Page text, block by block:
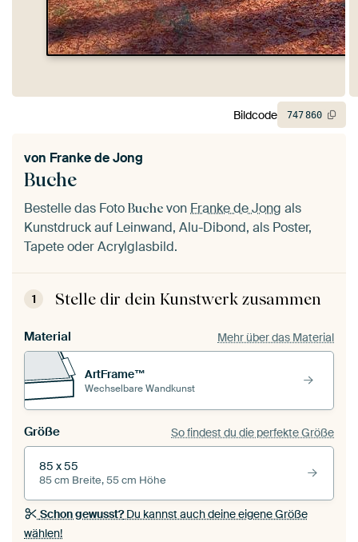
Buche
von Franke de Jong
Bestelle das Foto Buche vonFranke de Jong als
Kunstdruck auf Leinwand, Alu-Dibond, als Poster,
Tapete oder Acrylglasbild.
1 Stelle dir dein Kunstwerk zusammen
Material Mehr über das Material
ArtFrame™
Wechselbare Wandkunst
Größe So findest du die perfekte Größe
85 x 55
85 cm Breite, 55 cm Höhe
Schon gewusst?Du kannst auch deine eigene Größe
wählen!
Bildcode 747860